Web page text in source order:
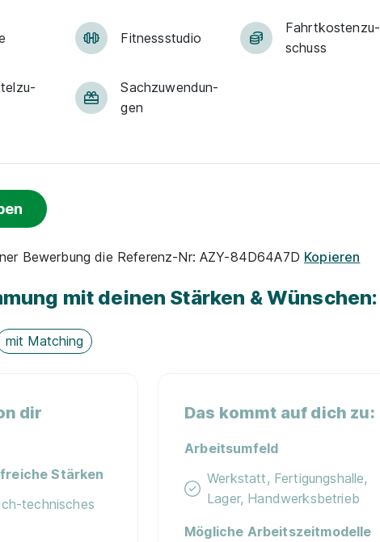
Fit­ness­stu­dio
Fahrt­kosten­zu­
schuss
Sach­zuwen­dun­
gen
Bewerbung die Referenz-Nr: AZY-84D64A7D Kopieren
mit deinen Stärken & Wünschen:
mit Matching
dir
Stärken
technisches
Das kommt auf dich zu:
Arbeitsumfeld
Werkstatt, Fertigungshalle,
Lager, Handwerksbetrieb
Mögliche Arbeitszeitmodelle